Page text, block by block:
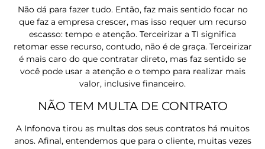
Não dá para fazer tudo. Então, faz mais sentido focar no
que faz a empresa crescer, mas isso requer um recurso
escasso: tempo e atenção. Terceirizar a TI significa
retomar esse recurso, contudo, não é de graça. Terceirizar
é mais caro do que contratar direto, mas faz sentido se
você pode usar a atenção e o tempo para realizar mais
valor, inclusive financeiro.
NÃO TEM MULTA DE CONTRATO
A Infonova tirou as multas dos seus contratos há muitos
anos. Afinal, entendemos que para o cliente, muitas vezes